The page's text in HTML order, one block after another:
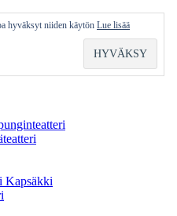
Kapsäkki
hyväksyt niiden käytön Lue lisää